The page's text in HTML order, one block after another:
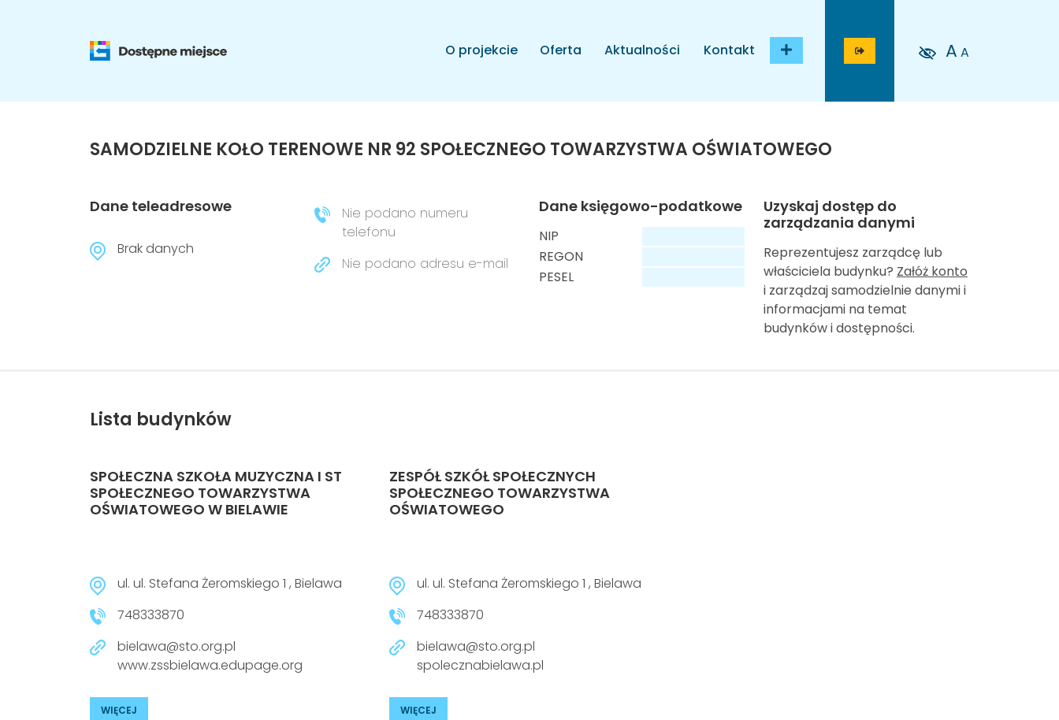
O projekcie Oferta Aktualności Kontakt A A
SAMODZIELNE KOŁO TERENOWE NR 92 SPOŁECZNEGO TOWARZYSTWA OŚWIATOWEGO
Dane teleadresowe
Brak danych
Nie podano numeru
telefonu
Nie podano adresu e-mail
Dane księgowo-podatkowe
NIP
REGON
PESEL
Uzyskaj dostęp do
zarządzania danymi
Reprezentujesz zarządcę lub
właściciela budynku? Załóż konto
i zarządzaj samodzielnie danymi i
informacjami na temat
budynków i dostępności.
Lista budynków
SPOŁECZNA SZKOŁA MUZYCZNA I ST
SPOŁECZNEGO TOWARZYSTWA
OŚWIATOWEGO W BIELAWIE
ul. ul. Stefana Żeromskiego 1 , Bielawa
748333870
bielawa@sto.org.pl
www.zssbielawa.edupage.org
WIĘCEJ
ZESPÓŁ SZKÓŁ SPOŁECZNYCH
SPOŁECZNEGO TOWARZYSTWA
OŚWIATOWEGO
ul. ul. Stefana Żeromskiego 1 , Bielawa
748333870
bielawa@sto.org.pl
spolecznabielawa.pl
WIĘCEJ